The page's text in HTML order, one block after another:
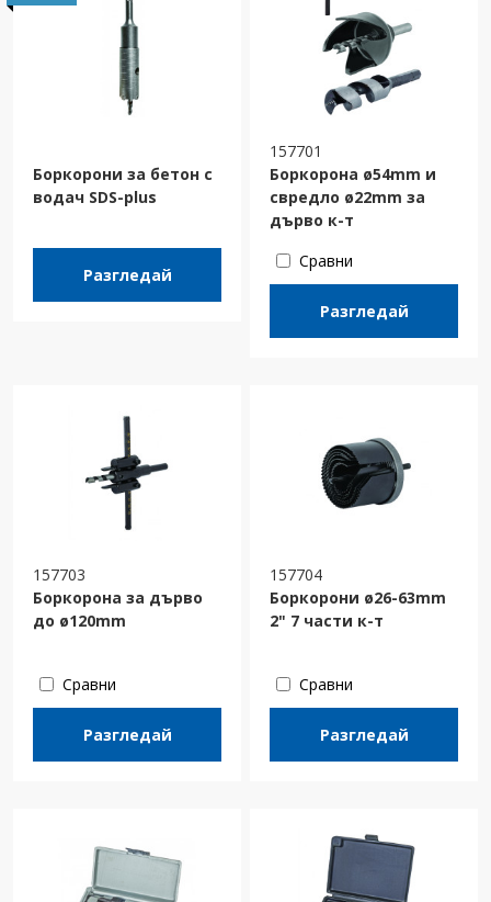
Боркорони за бетон с
водач SDS-plus
Разгледай
157701
Боркорона ø54mm и
свредло ø22mm за
дърво к-т
Сравни
Разгледай
157703
Боркорона за дърво
до ø120mm
Сравни
Разгледай
157704
Боркорони ø26-63mm
2" 7 части к-т
Сравни
Разгледай